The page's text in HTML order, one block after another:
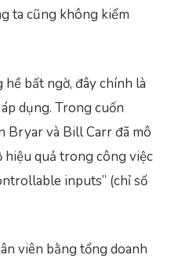
ta cũng không kiểm
bất ngờ, đây chính là
dụng. Trong cuốn
Bryar và Bill Carr đã mô
hiệu quả trong công việc
inputs” (chỉ số
viên bằng tổng doanh